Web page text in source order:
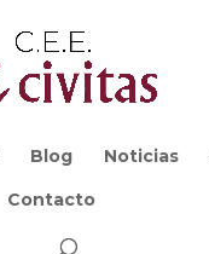
Blog Noticias
Contacto